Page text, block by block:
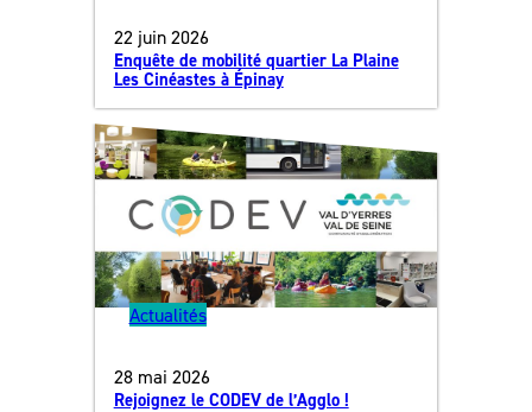
22 juin 2026
Enquête de mobilité quartier La Plaine
Les Cinéastes à Épinay
Actualités
28 mai 2026
Rejoignez le CODEV de l’Agglo !